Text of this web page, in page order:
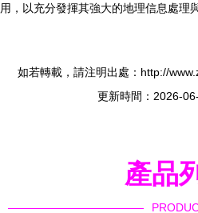
用，以充分發揮其強大的地理信息處理
如若轉載，請注明出處：http://
更新時間：2026-
產品